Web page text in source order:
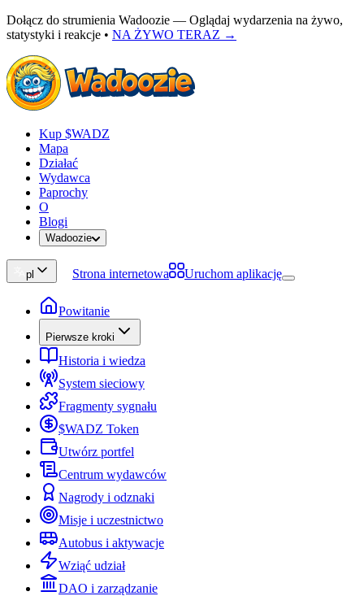
Dołącz do strumienia Wadoozie — Oglądaj wydarzenia na żywo,
statystyki i reakcje • NA ŻYWO TERAZ →
Kup $WADZ
Mapa
Działać
Wydawca
Paprochy
O
Blogi
Wadoozie
pl Strona internetowa Uruchom aplikację
Powitanie
Pierwsze kroki
Historia i wiedza
System sieciowy
Fragmenty sygnału
$WADZ Token
Utwórz portfel
Centrum wydawców
Nagrody i odznaki
Misje i uczestnictwo
Autobus i aktywacje
Wziąć udział
DAO i zarządzanie